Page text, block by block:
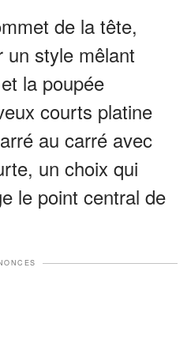
de la tête,
un style mêlant
la poupée
courts platine
au carré avec
un choix qui
le point central de